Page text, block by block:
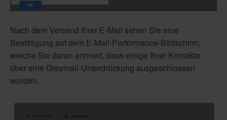
Nach dem Versand Ihrer E-Mail sehen Sie eine
Bestätigung auf dem E-Mail-Performance-Bildschirm,
welche Sie daran erinnert, dass einige Ihrer Kontakte
über eine Graymail-Unterdrückung ausgeschlossen
wurden.